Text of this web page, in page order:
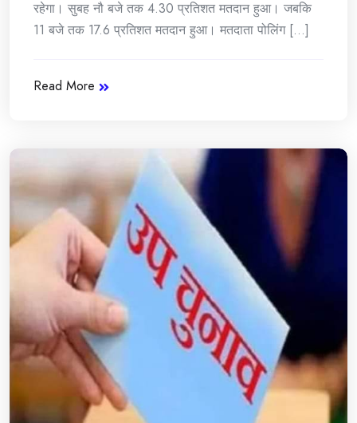
रहेगा। सुबह नौ बजे तक 4.30 प्रतिशत मतदान हुआ। जबकि
11 बजे तक 17.6 प्रतिशत मतदान हुआ। मतदाता पोलिंग [...]
Read More